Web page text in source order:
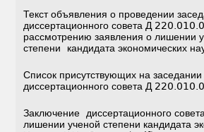
Текст объявления о проведении
диссертационного совета Д
рассмотрению заявления о лишении
степени кандидата экономических
Список присутствующих на
диссертационного совета Д
Заключение диссертационного
лишении ученой степени кандидата